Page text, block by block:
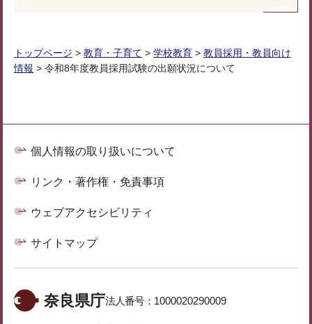
トップページ > 教育・子育て > 学校教育 > 教員採用・教員向け
情報 > 令和8年度教員採用試験の出願状況について
個人情報の取り扱いについて
リンク・著作権・免責事項
ウェブアクセシビリティ
サイトマップ
奈良県庁法人番号： 1000020290009